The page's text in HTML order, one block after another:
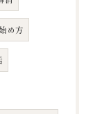
め方